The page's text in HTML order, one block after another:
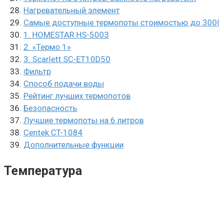
Нагревательный элемент
Самые доступные термопоты стоимостью до
1. HOMESTAR HS-5003
2. «Термо 1»
3. Scarlett SC-ET10D50
Фильтр
Способ подачи воды
Рейтинг лучших термопотов
Безопасность
Лучшие термопоты на 6 литров
Centek CT-1084
Дополнительные функции
Температура